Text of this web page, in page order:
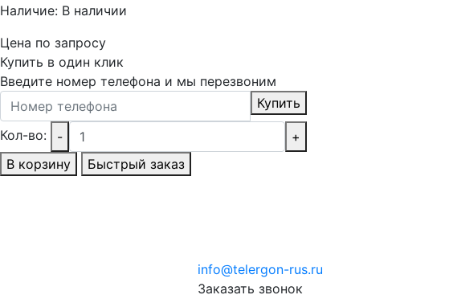
Наличие: В наличии
Цена по запросу
Купить в один клик
Введите номер телефона и мы перезвоним
Купить
Кол-во: -
+
В корзину
Быстрый заказ
info@telergon-rus.ru
Заказать звонок